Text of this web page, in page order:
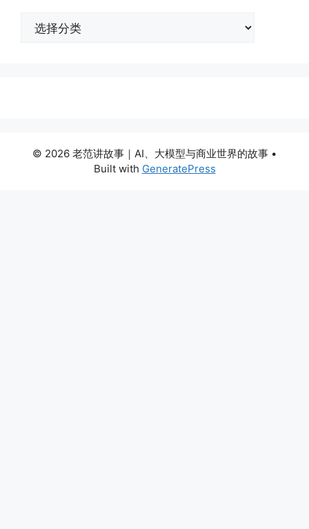
© 2026 老范讲故事｜AI、大模型与商业世界的故事 •
Built with GeneratePress